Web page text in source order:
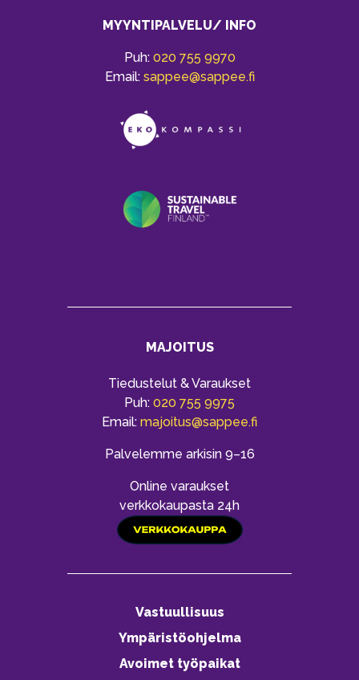
MYYNTIPALVELU/ INFO
Puh: 020 755 9970
Email: sappee@sappee.fi
MAJOITUS
Tiedustelut & Varaukset
Puh: 020 755 9975
Email: majoitus@sappee.fi
Palvelemme arkisin 9–16
Online varaukset
verkkokaupasta 24h
Vastuullisuus
Ympäristöohjelma
Avoimet työpaikat